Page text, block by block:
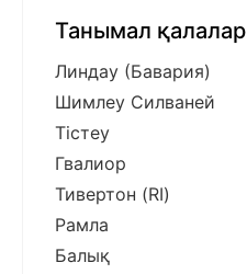
Танымал қалалар
Линдау (Бавария)
Шимлеу Силваней
Тістеу
Гвалиор
Тивертон (RI)
Рамла
Балық